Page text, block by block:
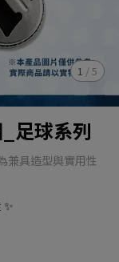
1 /5
足球系列
兼具造型與實用性